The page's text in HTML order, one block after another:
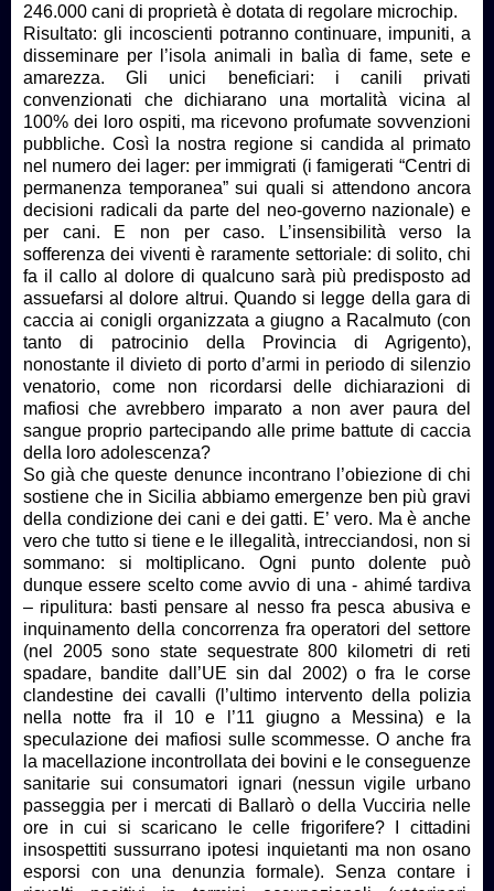
246.000 cani di proprietà è dotata di regolare microchip.
Risultato: gli incoscienti potranno continuare, impuniti, a
disseminare per l’isola animali in balìa di fame, sete e
amarezza. Gli unici beneficiari: i canili privati
convenzionati che dichiarano una mortalità vicina al
100% dei loro ospiti, ma ricevono profumate sovvenzioni
pubbliche. Così la nostra regione si candida al primato
nel numero dei lager: per immigrati (i famigerati “Centri di
permanenza temporanea” sui quali si attendono ancora
decisioni radicali da parte del neo-governo nazionale) e
per cani. E non per caso. L’insensibilità verso la
sofferenza dei viventi è raramente settoriale: di solito, chi
fa il callo al dolore di qualcuno sarà più predisposto ad
assuefarsi al dolore altrui. Quando si legge della gara di
caccia ai conigli organizzata a giugno a Racalmuto (con
tanto di patrocinio della Provincia di Agrigento),
nonostante il divieto di porto d’armi in periodo di silenzio
venatorio, come non ricordarsi delle dichiarazioni di
mafiosi che avrebbero imparato a non aver paura del
sangue proprio partecipando alle prime battute di caccia
della loro adolescenza?
So già che queste denunce incontrano l’obiezione di chi
sostiene che in Sicilia abbiamo emergenze ben più gravi
della condizione dei cani e dei gatti. E’ vero. Ma è anche
vero che tutto si tiene e le illegalità, intrecciandosi, non si
sommano: si moltiplicano. Ogni punto dolente può
dunque essere scelto come avvio di una - ahimé tardiva
– ripulitura: basti pensare al nesso fra pesca abusiva e
inquinamento della concorrenza fra operatori del settore
(nel 2005 sono state sequestrate 800 kilometri di reti
spadare, bandite dall’UE sin dal 2002) o fra le corse
clandestine dei cavalli (l’ultimo intervento della polizia
nella notte fra il 10 e l’11 giugno a Messina) e la
speculazione dei mafiosi sulle scommesse. O anche fra
la macellazione incontrollata dei bovini e le conseguenze
sanitarie sui consumatori ignari (nessun vigile urbano
passeggia per i mercati di Ballarò o della Vucciria nelle
ore in cui si scaricano le celle frigorifere? I cittadini
insospettiti sussurrano ipotesi inquietanti ma non osano
esporsi con una denunzia formale). Senza contare i